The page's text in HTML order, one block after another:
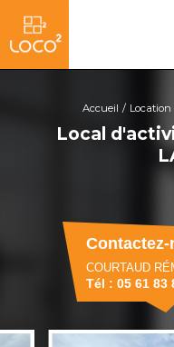
Local
Accueil Location
COURTAUD
Tél : 05 61 83